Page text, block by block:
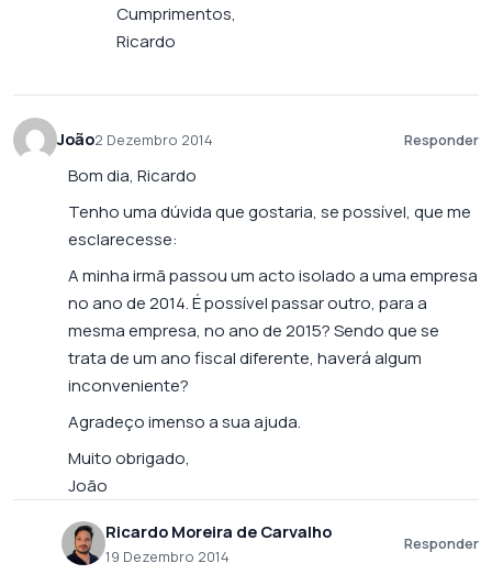
Cumprimentos,
Ricardo
João2 Dezembro 2014 Responder
Bom dia, Ricardo
Tenho uma dúvida que gostaria, se possível, que me
esclarecesse:
A minha irmã passou um acto isolado a uma empresa
no ano de 2014. É possível passar outro, para a
mesma empresa, no ano de 2015? Sendo que se
trata de um ano fiscal diferente, haverá algum
inconveniente?
Agradeço imenso a sua ajuda.
Muito obrigado,
João
Ricardo Moreira de Carvalho
19 Dezembro 2014
Responder